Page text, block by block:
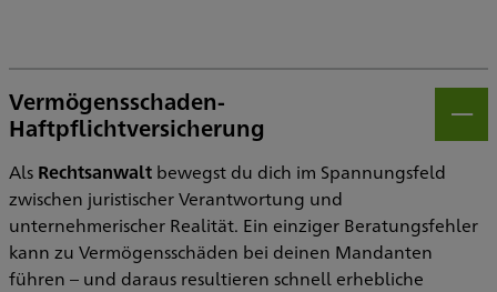
Vermögensschaden-
Haftpflichtversicherung
Als Rechtsanwalt bewegst du dich im Spannungsfeld
zwischen juristischer Verantwortung und
unternehmerischer Realität. Ein einziger Beratungsfehler
kann zu Vermögensschäden bei deinen Mandanten
führen – und daraus resultieren schnell erhebliche